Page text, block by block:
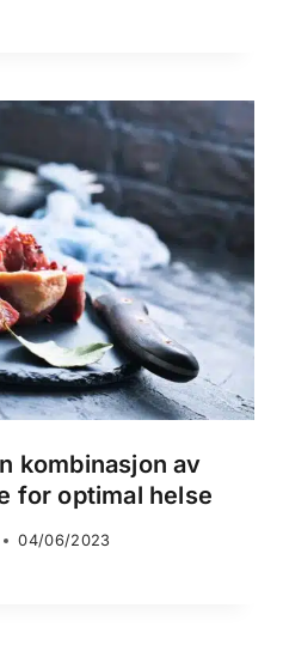
kombinasjon av
for optimal helse
04/06/2023